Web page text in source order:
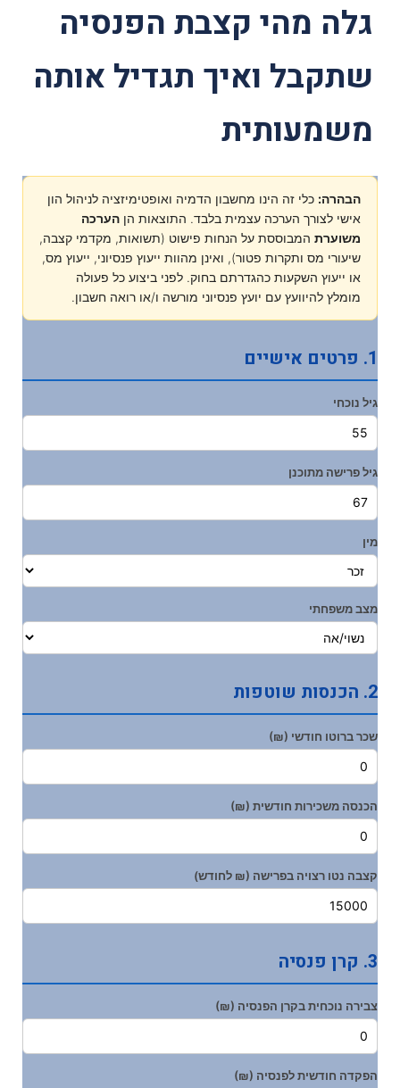
גלה מהי קצבת הפנסיה
שתקבל ואיך תגדיל אותה
משמעותית
הבהרה: כלי זה הינו מחשבון הדמיה ואופטימיזציה לניהול הון
אישי לצורך הערכה עצמית בלבד. התוצאות הן הערכה
משוערת המבוססת על הנחות פישוט (תשואות, מקדמי קצבה,
שיעורי מס ותקרות פטור), ואינן מהוות ייעוץ פנסיוני, ייעוץ מס,
או ייעוץ השקעות כהגדרתם בחוק. לפני ביצוע כל פעולה
מומלץ להיוועץ עם יועץ פנסיוני מורשה ו/או רואה חשבון.
1. פרטים אישיים
גיל נוכחי
גיל פרישה מתוכנן
מין
מצב משפחתי
2. הכנסות שוטפות
שכר ברוטו חודשי (₪)
הכנסה משכירות חודשית (₪)
קצבה נטו רצויה בפרישה (₪ לחודש)
3. קרן פנסיה
צבירה נוכחית בקרן הפנסיה (₪)
הפקדה חודשית לפנסיה (₪)